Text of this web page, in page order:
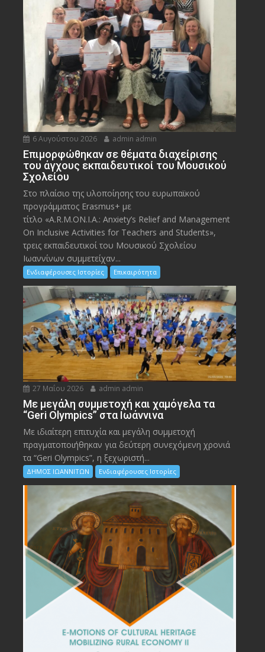
6 Αυγούστου 2026 admin admin
Eπιμορφώθηκαν σε θέματα διαχείρισης
του άγχους εκπαιδευτικοί του Μουσικού
Σχολείου
Στο πλαίσιο της υλοποίησης του ευρωπαϊκού
προγράμματος Erasmus+ με
τίτλο «A.R.M.ON.I.A.: Anxiety’s Relief and Management
On Inclusive Activities for Teachers and Students»,
τρεις εκπαιδευτικοί του Μουσικού Σχολείου
Ιωαννίνων συμμετείχαν...
Ενδιαφέρουσες Ιστορίες Επικαιρότητα
27 Μαΐου 2026 admin admin
Με μεγάλη συμμετοχή και χαμόγελα τα
“Geri Olympics” στα Ιωάννινα
Με ιδιαίτερη επιτυχία και μεγάλη συμμετοχή
πραγματοποιήθηκαν για δεύτερη συνεχόμενη χρονιά
τα “Geri Olympics”, η ξεχωριστή...
ΔΗΜΟΣ ΙΩΑΝΝΙΤΩΝ Ενδιαφέρουσες Ιστορίες